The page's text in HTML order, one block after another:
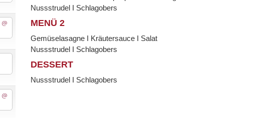
@
@
Nussstrudel I Schlagobers
MENÜ 2
Gemüselasagne I Kräutersauce I Salat
Nussstrudel I Schlagobers
DESSERT
Nussstrudel I Schlagobers